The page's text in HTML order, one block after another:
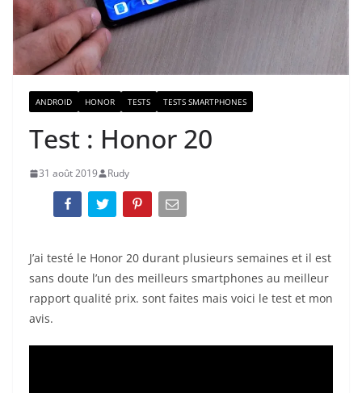
ANDROID HONOR TESTS TESTS SMARTPHONES
Test : Honor 20
31 août 2019 Rudy
J’ai testé le Honor 20 durant plusieurs semaines et il est
sans doute l’un des meilleurs smartphones au meilleur
rapport qualité prix. sont faites mais voici le test et mon
avis.